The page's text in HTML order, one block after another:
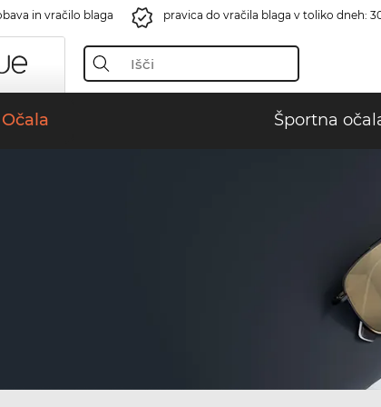
in vračilo blaga pravica do vračila blaga v toliko dneh:
Očala Športna